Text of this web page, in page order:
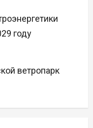
году
ветропарк